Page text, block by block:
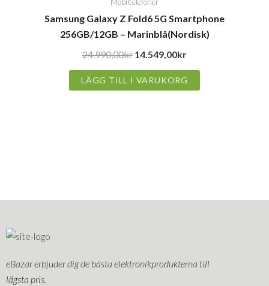
Samsung Galaxy Z Fold6 5G Smartphone
256GB/12GB – Marinblå(Nordisk)
24.990,00kr
priset
var:
24.990,00kr.
14.549,00kr
är:
14.549,00kr.
LÄGG TILL I VARUKORG
eBazar erbjuder dig de bästa elektronikprodukterna till
lägsta pris.